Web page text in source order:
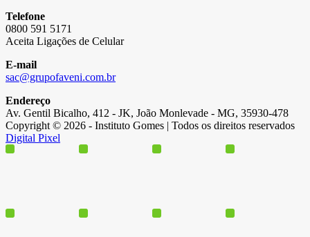
Telefone
0800 591 5171
Aceita Ligações de Celular
E-mail
sac@grupofaveni.com.br
Endereço
Av. Gentil Bicalho, 412 - JK, João Monlevade - MG, 35930-478
Copyright © 2026 - Instituto Gomes | Todos os direitos reservados
Digital Pixel